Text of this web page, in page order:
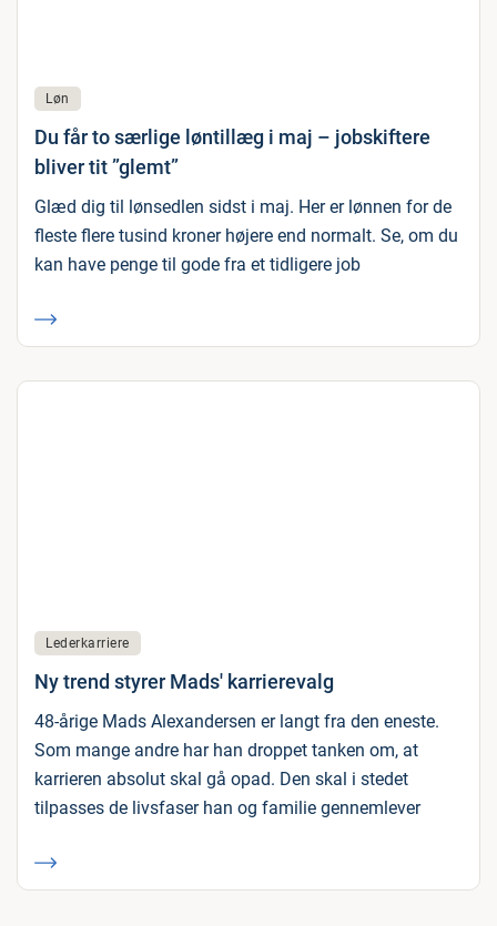
Løn
Du får to særlige løntillæg i maj – jobskiftere
bliver tit ”glemt”
Glæd dig til lønsedlen sidst i maj. Her er lønnen for de
fleste flere tusind kroner højere end normalt. Se, om du
kan have penge til gode fra et tidligere job
Lederkarriere
Ny trend styrer Mads' karrierevalg
48-årige Mads Alexandersen er langt fra den eneste.
Som mange andre har han droppet tanken om, at
karrieren absolut skal gå opad. Den skal i stedet
tilpasses de livsfaser han og familie gennemlever